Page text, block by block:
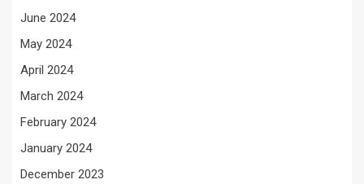
June 2024
May 2024
April 2024
March 2024
February 2024
January 2024
December 2023